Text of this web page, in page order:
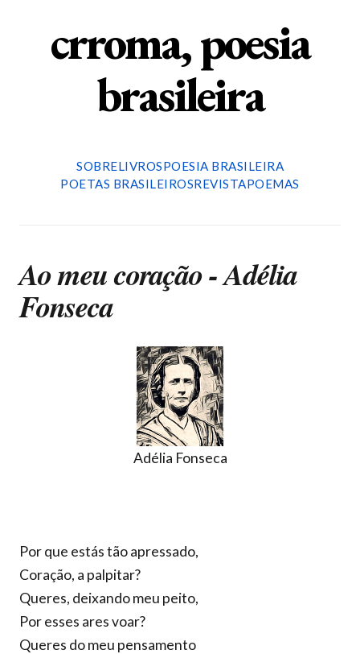
crroma, poesia
brasileira
SOBRELIVROSPOESIA BRASILEIRA
POETAS BRASILEIROSREVISTAPOEMAS
Ao meu coração - Adélia
Fonseca
Adélia Fonseca
Por que estás tão apressado,
Coração, a palpitar?
Queres, deixando meu peito,
Por esses ares voar?
Queres do meu pensamento